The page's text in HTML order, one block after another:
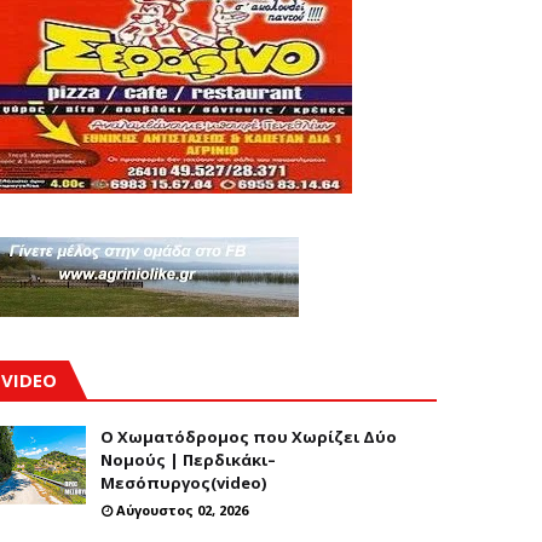
VIDEO
Ο Χωματόδρομος που Χωρίζει Δύο
Νομούς | Περδικάκι–
Μεσόπυργος(video)
Αύγουστος 02, 2026